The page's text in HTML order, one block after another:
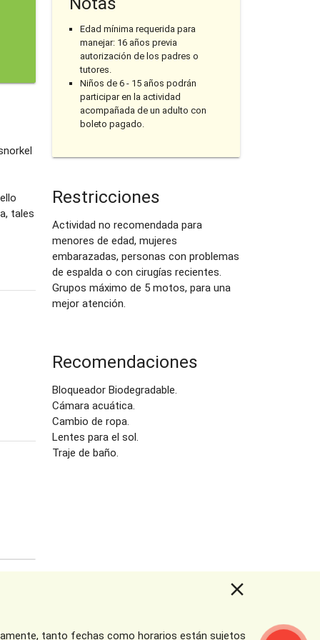
tales
Edad mínima requerida para
manejar: 16 años previa
autorización de los padres o
tutores.
Niños de 6 - 15 años podrán
participar en la actividad
acompañada de un adulto con
boleto pagado.
Restricciones
Actividad no recomendada para
menores de edad, mujeres
embarazadas, personas con problemas
de espalda o con cirugías recientes.
Grupos máximo de 5 motos, para una
mejor atención.
Recomendaciones
Bloqueador Biodegradable.
Cámara acuática.
Cambio de ropa.
Lentes para el sol.
Traje de baño.
Destinos
close
tanto fechas como horarios están sujetos